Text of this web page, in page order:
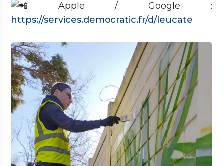
Apple / Google :
https://services.democratic.fr/d/leucate